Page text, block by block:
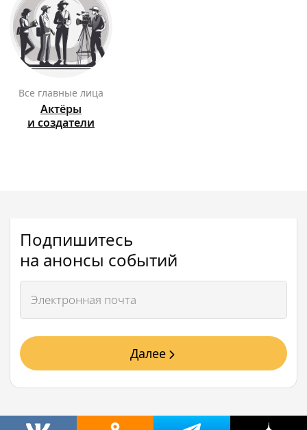
Все главные лица
Актёры
и создатели
Подпишитесь
на анонсы событий
Далее